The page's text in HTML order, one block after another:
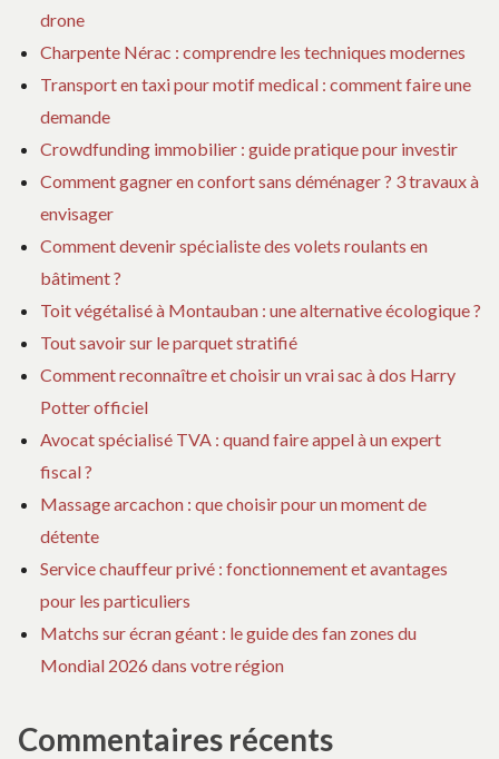
drone
Charpente Nérac : comprendre les techniques modernes
Transport en taxi pour motif medical : comment faire une
demande
Crowdfunding immobilier : guide pratique pour investir
Comment gagner en confort sans déménager ? 3 travaux à
envisager
Comment devenir spécialiste des volets roulants en
bâtiment ?
Toit végétalisé à Montauban : une alternative écologique ?
Tout savoir sur le parquet stratifié
Comment reconnaître et choisir un vrai sac à dos Harry
Potter officiel
Avocat spécialisé TVA : quand faire appel à un expert
fiscal ?
Massage arcachon : que choisir pour un moment de
détente
Service chauffeur privé : fonctionnement et avantages
pour les particuliers
Matchs sur écran géant : le guide des fan zones du
Mondial 2026 dans votre région
Commentaires récents